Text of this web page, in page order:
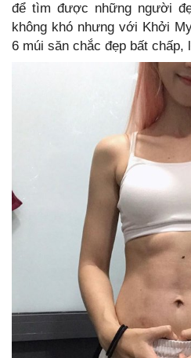
để tìm được những người
không khó nhưng với Khởi
6 múi săn chắc đẹp bất